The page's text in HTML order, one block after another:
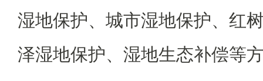
湿地保护、城市湿地保护、红
泽湿地保护、湿地生态补偿等